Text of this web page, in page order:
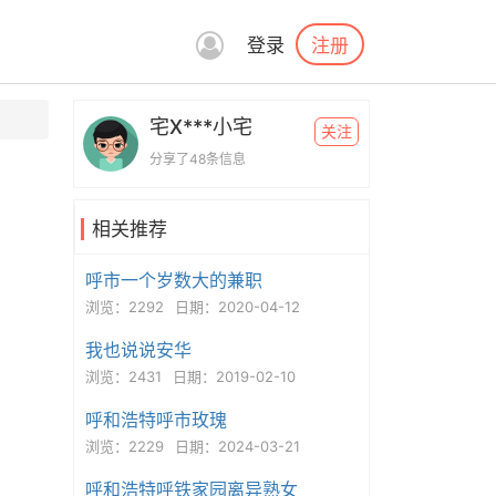
登录 注册
宅X***小宅
分享了48条信息
关注
相关推荐
呼市一个岁数大的兼职
浏览：2292 日期：2020-04-12
我也说说安华
浏览：2431 日期：2019-02-10
呼和浩特呼市玫瑰
浏览：2229 日期：2024-03-21
呼和浩特呼铁家园离异熟女